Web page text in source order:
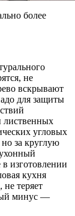
более
не
вскрывают
для защиты
лиственных
угловых
за круглую
изготовлении
кухня
не теряет
минус —